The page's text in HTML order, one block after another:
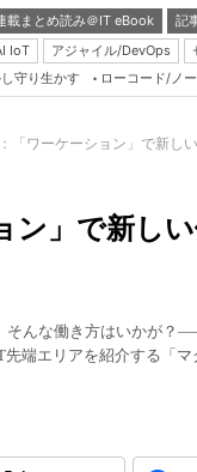
載まとめ読み＠IT eBook 記
IoT アジャイル/DevOps
守り生かす ローコード/ノ
「ワーケーション」で新し
ン」で新し
そんな働き方はいかが？
端エリアを紹介する「